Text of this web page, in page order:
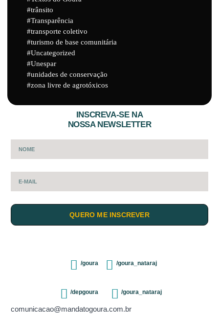
trânsito
Transparência
transporte coletivo
turismo de base comunitária
Uncategorized
Unespar
unidades de conservação
zona livre de agrotóxicos
INSCREVA-SE NA
NOSSA NEWSLETTER
QUERO ME INSCREVER
/goura /goura_nataraj
/depgoura /goura_nataraj
comunicacao@mandatogoura.com.br